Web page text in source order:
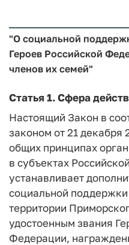
"О социальной
Героев Российской
членов их семей"
Статья 1.Сфера
Настоящий Закон в
законом от 21 декабря
общих принципах
в субъектах
устанавливает
социальной
территории
удостоенным звания
Федерации,